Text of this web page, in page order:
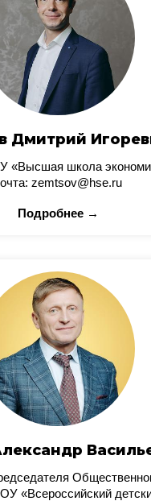
Дмитрий
«Высшая школа
zemtsov@hse.ru
Подробнее →
«Всероссийский